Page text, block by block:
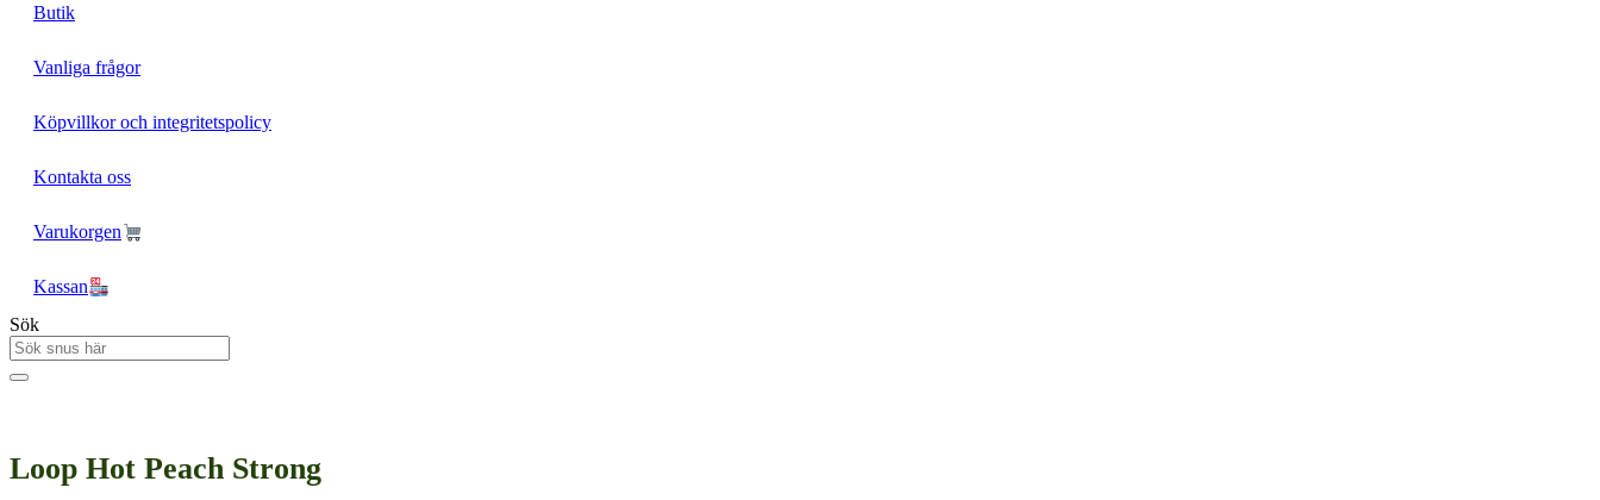
Butik
Vanliga frågor
Köpvillkor och integritetspolicy
Kontakta oss
Varukorgen
Kassan
Sök
Loop Hot Peach Strong